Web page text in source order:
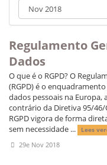
Regulamento
Dados
O que é o RGPD? O
(RGPD) é o
dados pessoais na Europa,
contrário da Diretiva 95/46/
RGPD vigora de forma
sem necessidade ...
Lees
29e Nov 2018